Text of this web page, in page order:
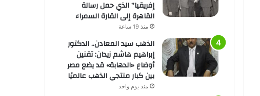
إفريقيا” الذي حمل رسالة
القاهرة إلى القارة السمراء
منذ 19 ساعة
الذهب سيد المعادن.. الدكتور
إبراهيم هاشم زيدان: تقنين
أوضاع «الدهابة» قد يضع مصر
بين كبار منتجي الذهب عالميًا
منذ يوم واحد